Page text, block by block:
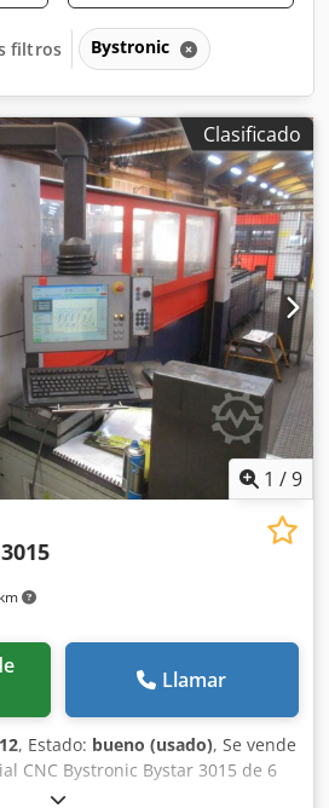
filtros Bystronic
Clasificado
1 /9
3015
Llamar
, Estado: bueno (usado), Se vende
CNC Bystronic Bystar 3015 de 6
3 metros x 1,5 metros, en perfecto